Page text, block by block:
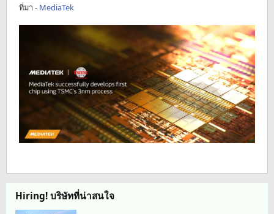
ที่มา - MediaTek
Hiring! บริษัทที่น่าสนใจ